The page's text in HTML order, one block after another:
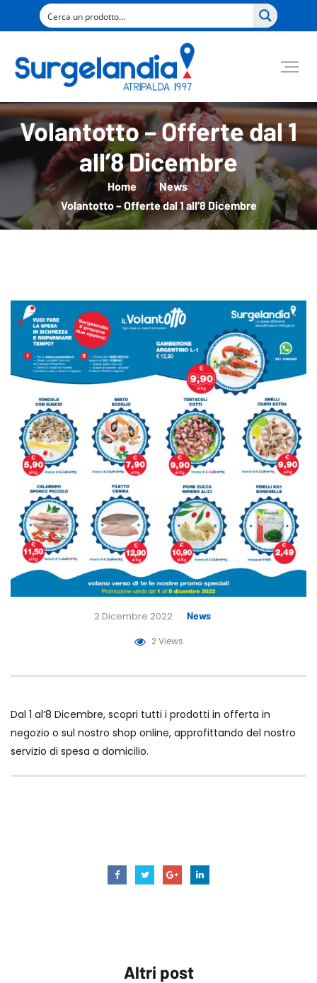
Volantotto – Offerte dal 1
all’8 Dicembre
Home
News
Volantotto – Offerte dal 1 all’8 Dicembre
2 Dicembre 2022 News
2 Views
Dal 1 al’8 Dicembre, scopri tutti i prodotti in offerta in
negozio o sul nostro shop online, approfittando del nostro
servizio di spesa a domicilio.
Altri post